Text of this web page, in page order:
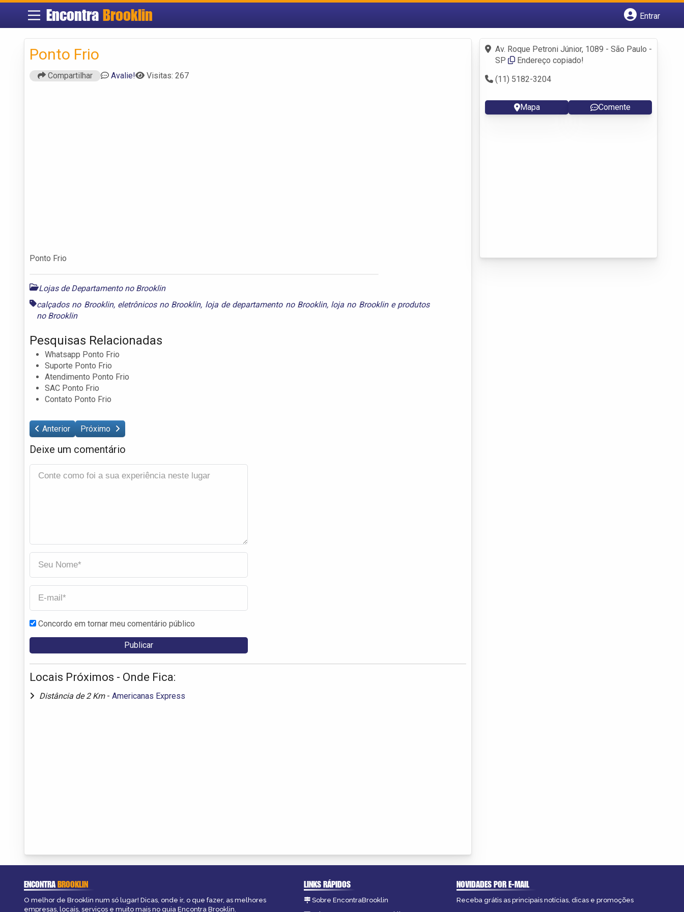
Encontra Brooklin
Entrar
Fazer login
Criar conta
Ponto Frio
Compartilhar Avalie! Visitas: 267
Ponto Frio
Lojas de Departamento no Brooklin
calçados no Brooklin, eletrônicos no Brooklin, loja de departamento no Brooklin, loja no Brookline produtos
no Brooklin
Pesquisas Relacionadas
Whatsapp Ponto Frio
Suporte Ponto Frio
Atendimento Ponto Frio
SAC Ponto Frio
Contato Ponto Frio
Anterior Próximo
Deixe um comentário
Concordo em tornar meu comentário público
Locais Próximos - Onde Fica:
Distância de 2 Km - Americanas Express
Av. Roque Petroni Júnior, 1089 - São Paulo -
SP
Endereço copiado!
(11) 5182-3204
Mapa Comente
ENCONTRABROOKLIN
O melhor de Brooklin num só lugar! Dicas, onde ir, o que fazer, as melhores
empresas, locais, serviços e muito mais no guia Encontra Brooklin.
LINKS RÁPIDOS
Sobre EncontraBrooklin
NOVIDADES POR E-MAIL
Receba grátis as principais notícias, dicas e promoções